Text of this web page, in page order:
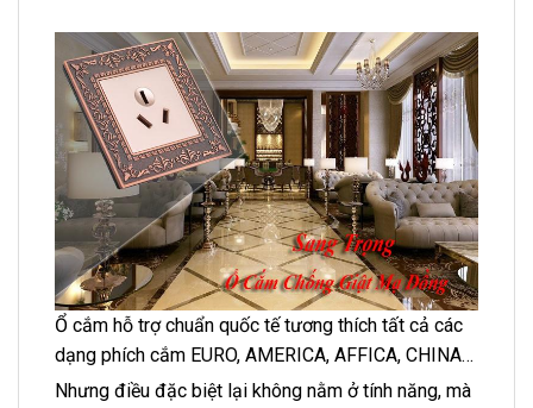
Ổ cắm hỗ trợ chuẩn quốc tế tương thích tất cả các
dạng phích cắm EURO, AMERICA, AFFICA, CHINA…
Nhưng điều đặc biệt lại không nằm ở tính năng, mà